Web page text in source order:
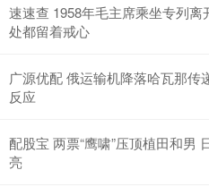
速速查 1958年毛主席乘坐专列
处都留着戒心
广源优配 俄运输机降落哈瓦那传
反应
配股宝 两票“鹰啸”压顶植田和男
亮